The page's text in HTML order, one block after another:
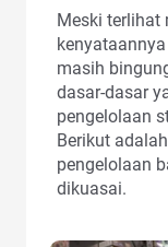
Meski terlihat
masih
dasar-dasar
pengelolaan
Berikut
pengelolaan
dikuasai.